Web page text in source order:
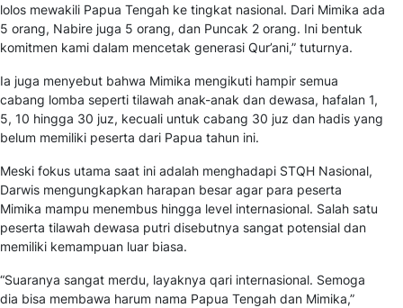
lolos mewakili Papua Tengah ke tingkat nasional. Dari Mimika ada
5 orang, Nabire juga 5 orang, dan Puncak 2 orang. Ini bentuk
komitmen kami dalam mencetak generasi Qur’ani,” tuturnya.
Ia juga menyebut bahwa Mimika mengikuti hampir semua
cabang lomba seperti tilawah anak-anak dan dewasa, hafalan 1,
5, 10 hingga 30 juz, kecuali untuk cabang 30 juz dan hadis yang
belum memiliki peserta dari Papua tahun ini.
Meski fokus utama saat ini adalah menghadapi STQH Nasional,
Darwis mengungkapkan harapan besar agar para peserta
Mimika mampu menembus hingga level internasional. Salah satu
peserta tilawah dewasa putri disebutnya sangat potensial dan
memiliki kemampuan luar biasa.
“Suaranya sangat merdu, layaknya qari internasional. Semoga
dia bisa membawa harum nama Papua Tengah dan Mimika,”